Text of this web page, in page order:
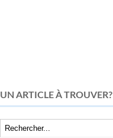
UN ARTICLE À TROUVER?